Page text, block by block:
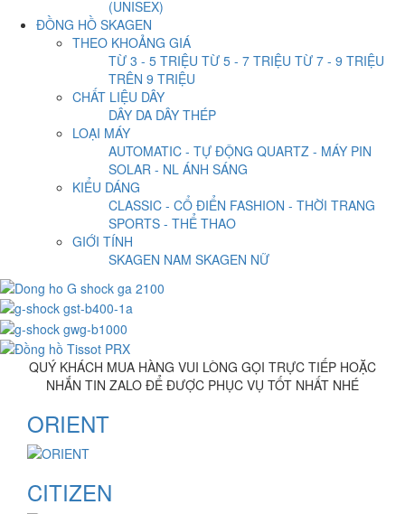
(UNISEX)
ĐỒNG HỒ SKAGEN
THEO KHOẢNG GIÁ
TỪ 3 - 5 TRIỆU TỪ 5 - 7 TRIỆU TỪ 7 - 9 TRIỆU
TRÊN 9 TRIỆU
CHẤT LIỆU DÂY
DÂY DA DÂY THÉP
LOẠI MÁY
AUTOMATIC - TỰ ĐỘNG QUARTZ - MÁY PIN
SOLAR - NL ÁNH SÁNG
KIỂU DÁNG
CLASSIC - CỔ ĐIỂN FASHION - THỜI TRANG
SPORTS - THỂ THAO
GIỚI TÍNH
SKAGEN NAM SKAGEN NỮ
QUÝ KHÁCH MUA HÀNG VUI LÒNG GỌI TRỰC TIẾP HOẶC
NHẮN TIN ZALO ĐỂ ĐƯỢC PHỤC VỤ TỐT NHẤT NHÉ
ORIENT
CITIZEN